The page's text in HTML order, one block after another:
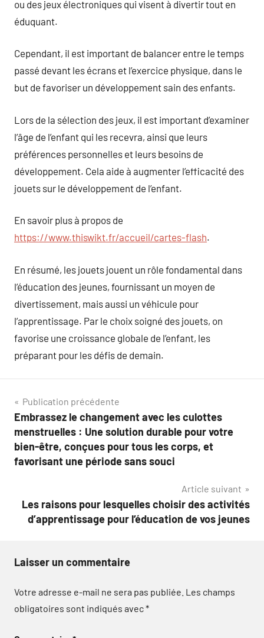
ou des jeux électroniques qui visent à divertir tout en
éduquant.
Cependant, il est important de balancer entre le temps
passé devant les écrans et l’exercice physique, dans le
but de favoriser un développement sain des enfants.
Lors de la sélection des jeux, il est important d’examiner
l’âge de l’enfant qui les recevra, ainsi que leurs
préférences personnelles et leurs besoins de
développement. Cela aide à augmenter l’efficacité des
jouets sur le développement de l’enfant.
En savoir plus à propos de
https://www.thiswikt.fr/accueil/cartes-flash.
En résumé, les jouets jouent un rôle fondamental dans
l’éducation des jeunes, fournissant un moyen de
divertissement, mais aussi un véhicule pour
l’apprentissage. Par le choix soigné des jouets, on
favorise une croissance globale de l’enfant, les
préparant pour les défis de demain.
Navigation
de
l’article
Publication précédente
Embrassez le changement avec les culottes
menstruelles : Une solution durable pour votre
bien-être, conçues pour tous les corps, et
favorisant une période sans souci
Article suivant
Les raisons pour lesquelles choisir des activités
d’apprentissage pour l’éducation de vos jeunes
Laisser un commentaire
Votre adresse e-mail ne sera pas publiée. Les champs
obligatoires sont indiqués avec*